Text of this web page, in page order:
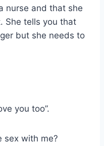
nurse and that she
She tells you that
but she needs to
you too”.
sex with me?